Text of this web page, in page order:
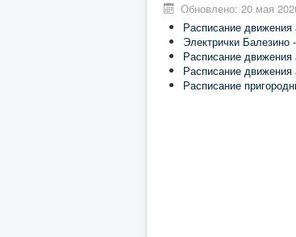
Обновлено: 20 мая
Расписание движения
Электрички
Расписание движения
Расписание
Расписание